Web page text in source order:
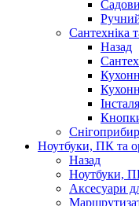
Сантехніка
Назад
Ноутбуки, ПК та
Назад
Ноутбуки,
Аксесуари